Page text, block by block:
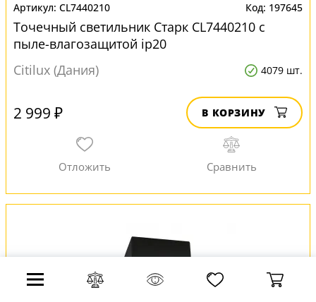
CL7440210 197645
Точечный светильник Старк CL7440210 с
пыле-влагозащитой ip20
Citilux (Дания)
4079 шт.
2 999 ₽ В КОРЗИНУ